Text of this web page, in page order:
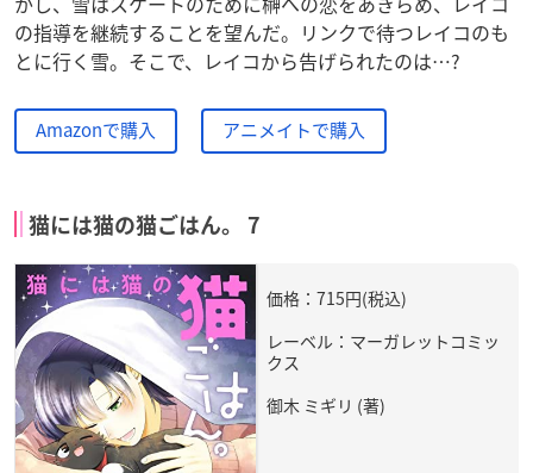
の指導を継続することを望んだ。リンクで待つレイコのも
とに行く雪。そこで、レイコから告げられたのは…?
Amazonで購入 アニメイトで購入
猫には猫の猫ごはん。 7
価格：715円(税込)
レーベル：マーガレットコミッ
クス
御木 ミギリ (著)